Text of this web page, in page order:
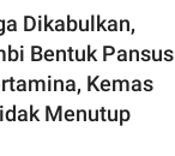
Dikabulkan,
Bentuk Pansus
Kemas
Menutup